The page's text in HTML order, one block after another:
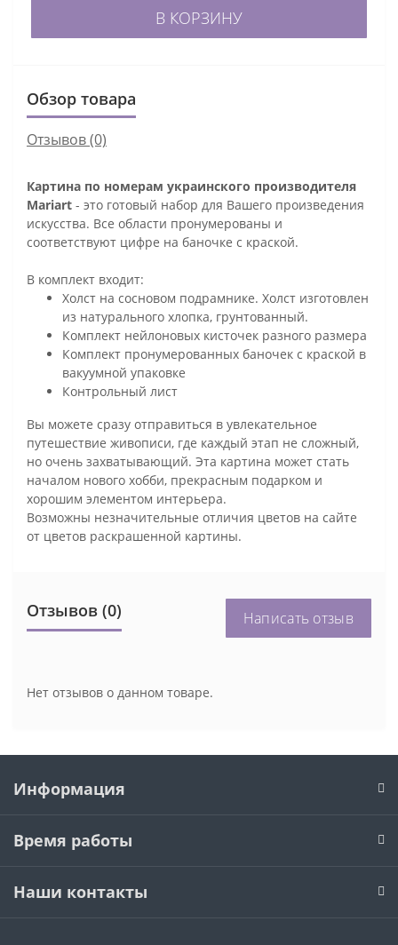
В КОРЗИНУ
Обзор товара
Отзывов (0)
Картина по номерам украинского производителя
Mariart - это готовый набор для Вашего произведения
искусства. Все области пронумерованы и
соответствуют цифре на баночке с краской.
В комплект входит:
Холст на сосновом подрамнике. Холст изготовлен
из натурального хлопка, грунтованный.
Комплект нейлоновых кисточек разного размера
Комплект пронумерованных баночек с краской в
вакуумной упаковке
Контрольный лист
Вы можете сразу отправиться в увлекательное
путешествие живописи, где каждый этап не сложный,
но очень захватывающий. Эта картина может стать
началом нового хобби, прекрасным подарком и
хорошим элементом интерьера.
Возможны незначительные отличия цветов на сайте
от цветов раскрашенной картины.
Отзывов (0) Написать отзыв
Нет отзывов о данном товаре.
Информация
Время работы
Наши контакты